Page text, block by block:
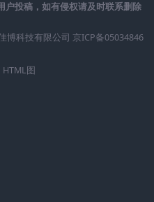
户投稿，如有侵权请及时联系删除
博科技有限公司 京ICP备05034846
HTML图